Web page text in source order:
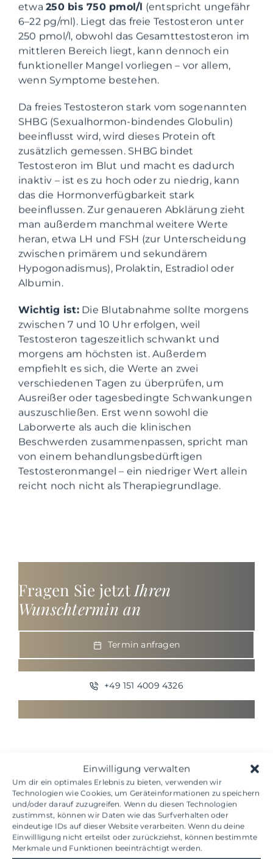
Einwilligung verwalten
Um dir ein optimales Erlebnis zu bieten, verwenden wir
Technologien wie Cookies, um Geräteinformationen zu speichern
und/oder darauf zuzugreifen. Wenn du diesen Technologien
zustimmst, können wir Daten wie das Surfverhalten oder
eindeutige IDs auf dieser Website verarbeiten. Wenn du deine
Einwillligung nicht erteilst oder zurückziehst, können bestimmte
Merkmale und Funktionen beeinträchtigt werden.
etwa250 bis 750 pmol/l (entspricht ungefähr
6–22 pg/ml). Liegt das freie Testosteron unter
250 pmol/l, obwohl das Gesamttestosteron im
mittleren Bereich liegt, kann dennoch ein
funktioneller Mangel vorliegen – vor allem,
wenn Symptome bestehen.
Da freies Testosteron stark vom sogenannten
SHBG (Sexualhormon-bindendes Globulin)
beeinflusst wird, wird dieses Protein oft
zusätzlich gemessen. SHBG bindet
Testosteron im Blut und macht es dadurch
inaktiv – ist es zu hoch oder zu niedrig, kann
das die Hormonverfügbarkeit stark
beeinflussen. Zur genaueren Abklärung zieht
man außerdem manchmal weitere Werte
heran, etwa LH und FSH (zur Unterscheidung
zwischen primärem und sekundärem
Hypogonadismus), Prolaktin, Estradiol oder
Albumin.
Wichtig ist:Die Blutabnahme sollte morgens
zwischen 7 und 10 Uhr erfolgen, weil
Testosteron tageszeitlich schwankt und
morgens am höchsten ist. Außerdem
empfiehlt es sich, die Werte an zwei
verschiedenen Tagen zu überprüfen, um
Ausreißer oder tagesbedingte Schwankungen
auszuschließen. Erst wenn sowohl die
Laborwerte als auch die klinischen
Beschwerden zusammenpassen, spricht man
von einem behandlungsbedürftigen
Testosteronmangel – ein niedriger Wert allein
reicht noch nicht als Therapiegrundlage.
Fragen Sie jetztIhren
Wunschtermin an
Termin anfragen
+49 151 4009 4326
Was bringt eine
Testosteron-